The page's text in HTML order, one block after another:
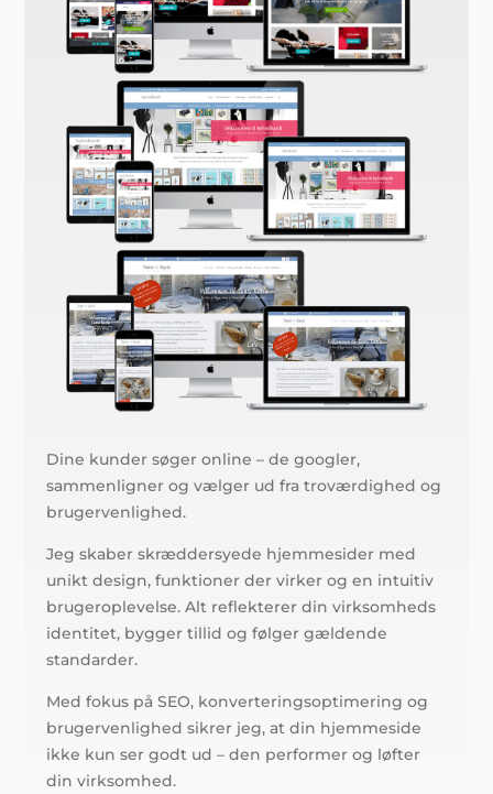
Bylindhardt
Café Tante Karla
Dine kunder søger online – de googler,
sammenligner og vælger ud fra troværdighed og
brugervenlighed.
Jeg skaber skræddersyede hjemmesider med
unikt design, funktioner der virker og en intuitiv
brugeroplevelse. Alt reflekterer din virksomheds
identitet, bygger tillid og følger gældende
standarder.
Med fokus på SEO, konverteringsoptimering og
brugervenlighed sikrer jeg, at din hjemmeside
ikke kun ser godt ud – den performer og løfter
din virksomhed.